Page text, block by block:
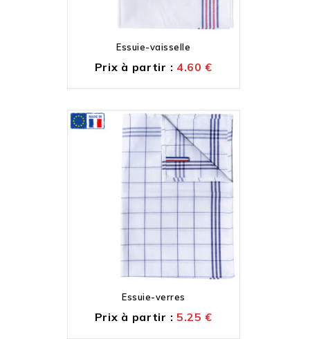
Essuie-vaisselle
Prix à partir : 4.60€
Essuie-verres
Prix à partir : 5.25€